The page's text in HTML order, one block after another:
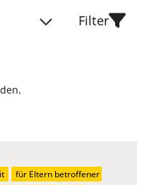
Filter
für Eltern betroffener